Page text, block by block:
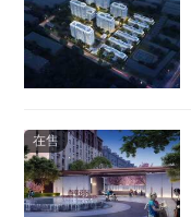
在售